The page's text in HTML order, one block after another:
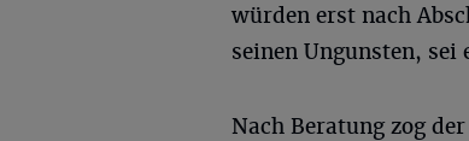
würden erst nach
seinen Ungunsten, sei
Nach Beratung zog